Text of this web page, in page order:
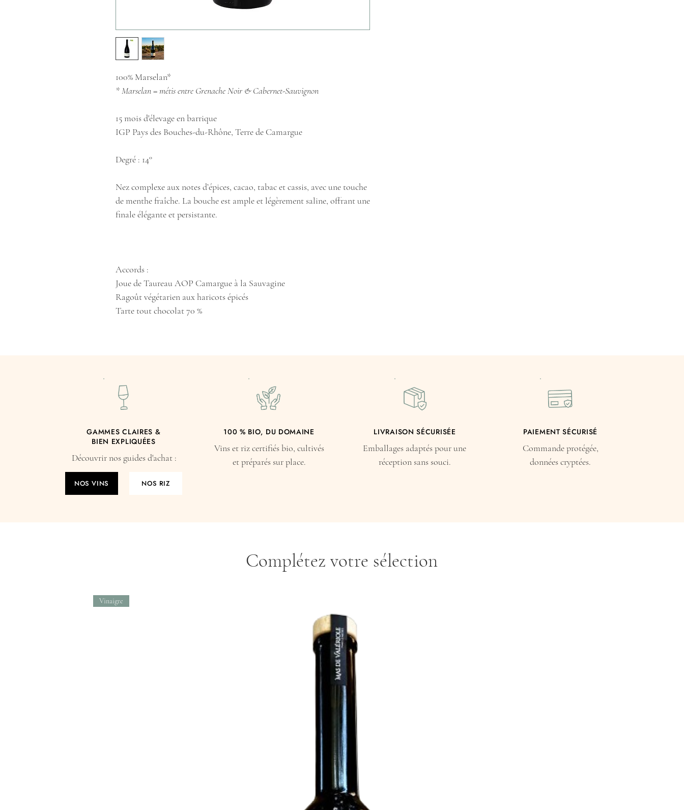
100% Marselan*
* Marselan = métis entre Grenache Noir & Cabernet-Sauvignon
15 mois d'élevage en barrique
IGP Pays des Bouches-du-Rhône, Terre de Camargue
Degré : 14°
Nez complexe aux notes d’épices, cacao, tabac et cassis, avec une touche
de menthe fraîche. La bouche est ample et légèrement saline, offrant une
finale élégante et persistante.
Accords :
Joue de Taureau AOP Camargue à la Sauvagine
Ragoût végétarien aux haricots épicés
Tarte tout chocolat 70 %
GAMMES CLAIRES &
BIEN EXPLIQUÉES
Découvrir nos guides d'achat :
NOS VINS NOS RIZ
100 % BIO, DU DOMAINE
Vins et riz certifiés bio, cultivés
et préparés sur place.
LIVRAISON SÉCURISÉE
Emballages adaptés pour une
réception sans souci.
PAIEMENT SÉCURISÉ
Commande protégée,
données cryptées.
Complétez votre sélection
Vinaigre